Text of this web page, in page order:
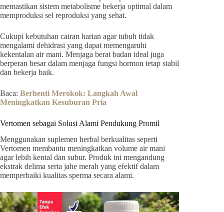
memastikan sistem metabolisme bekerja optimal dalam
memproduksi sel reproduksi yang sehat.
Cukupi kebutuhan cairan harian agar tubuh tidak
mengalami dehidrasi yang dapat memengaruhi
kekentalan air mani. Menjaga berat badan ideal juga
berperan besar dalam menjaga fungsi hormon tetap stabil
dan bekerja baik.
Baca: Berhenti Merokok: Langkah Awal
Meningkatkan Kesuburan Pria
Vertomen sebagai Solusi Alami Pendukung Promil
Menggunakan suplemen herbal berkualitas seperti
Vertomen membantu meningkatkan volume air mani
agar lebih kental dan subur. Produk ini mengandung
ekstrak delima serta jahe merah yang efektif dalam
memperbaiki kualitas sperma secara alami.